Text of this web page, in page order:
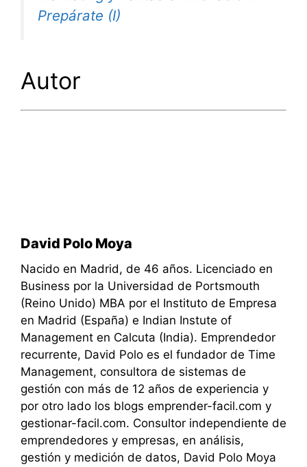
Prepárate (I)
Autor
David Polo Moya
Nacido en Madrid, de 46 años. Licenciado en
Business por la Universidad de Portsmouth
(Reino Unido) MBA por el Instituto de Empresa
en Madrid (España) e Indian Instute of
Management en Calcuta (India). Emprendedor
recurrente, David Polo es el fundador de Time
Management, consultora de sistemas de
gestión con más de 12 años de experiencia y
por otro lado los blogs emprender-facil.com y
gestionar-facil.com. Consultor independiente de
emprendedores y empresas, en análisis,
gestión y medición de datos, David Polo Moya